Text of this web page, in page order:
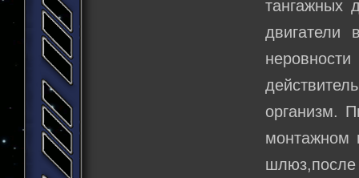
тангажных
двигатели
организм.
монтажном